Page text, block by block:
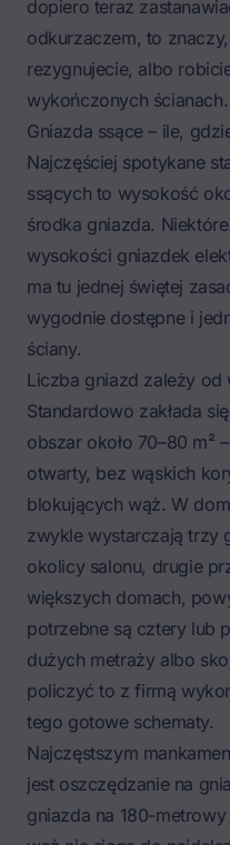
dopiero teraz
odkurzaczem, to
rezygnujecie, albo
wykończonych ścianach.
Gniazda ssące – ile,
Najczęściej spotykane
ssących to wysokość
środka gniazda.
wysokości gniazdek
ma tu jednej świętej
wygodnie dostępne i
ściany.
Liczba gniazd zależy od
Standardowo zakłada
obszar około 70–80 m²
otwarty, bez wąskich
blokujących wąż. W
zwykle wystarczają trzy
okolicy salonu, drugie
większych domach,
potrzebne są cztery lub
dużych metraży albo
policzyć to z firmą
tego gotowe schematy.
Najczęstszym
jest oszczędzanie na
gniazda na 180-